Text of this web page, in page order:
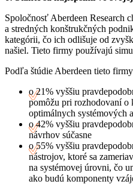
Spoločnosť Aberdeen Research
a stredných konštrukčných
kategórii, čo ich odlišuje od
našiel. Tieto firmy používajú
Podľa štúdie Aberdeen tieto
o 21% vyššiu
pomôžu pri rozhodovaní o
optimálnych systémových
o 42% vyššiu
návrhov súčasne
o 55% vyššiu
nástrojov, ktoré sa
na systémovej úrovni, čo
ako budú komponenty